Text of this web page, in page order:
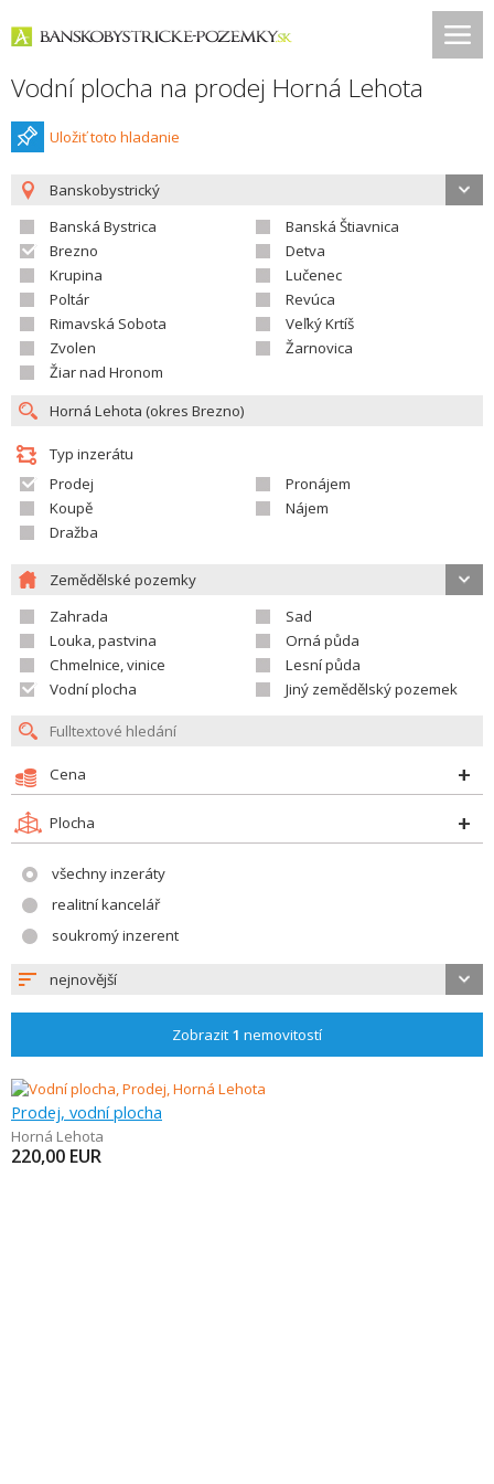
Vodní plocha na prodej Horná Lehota
Uložiť toto hladanie
Banskobystrický
Banská Bystrica
Banská Štiavnica
Brezno
Detva
Krupina
Lučenec
Poltár
Revúca
Rimavská Sobota
Veľký Krtíš
Zvolen
Žarnovica
Žiar nad Hronom
Typ inzerátu
Prodej
Pronájem
Koupě
Nájem
Dražba
Zemědělské pozemky
Zahrada
Sad
Louka, pastvina
Orná půda
Chmelnice, vinice
Lesní půda
Vodní plocha
Jiný zemědělský pozemek
Cena
Plocha
všechny inzeráty
realitní kancelář
soukromý inzerent
nejnovější
Zobrazit 1 nemovitostí
Prodej, vodní plocha
Horná Lehota
220,00 EUR